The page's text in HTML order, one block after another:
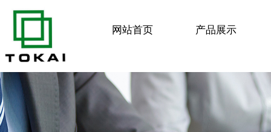
网站首页 产品展示